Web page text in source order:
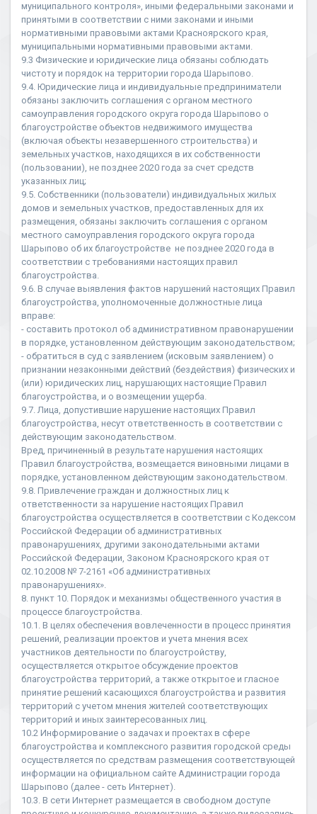
муниципального контроля», иными федеральными законами и
принятыми в соответствии с ними законами и иными
нормативными правовыми актами Красноярского края,
муниципальными нормативными правовыми актами.
9.3 Физические и юридические лица обязаны соблюдать
чистоту и порядок на территории города Шарыпово.
9.4. Юридические лица и индивидуальные предприниматели
обязаны заключить соглашения с органом местного
самоуправления городского округа города Шарыпово о
благоустройстве объектов недвижимого имущества
(включая объекты незавершенного строительства) и
земельных участков, находящихся в их собственности
(пользовании), не позднее 2020 года за счет средств
указанных лиц;
9.5. Собственники (пользователи) индивидуальных жилых
домов и земельных участков, предоставленных для их
размещения, обязаны заключить соглашения с органом
местного самоуправления городского округа города
Шарыпово об их благоустройстве не позднее 2020 года в
соответствии с требованиями настоящих правил
благоустройства.
9.6. В случае выявления фактов нарушений настоящих Правил
благоустройства, уполномоченные должностные лица
вправе:
- составить протокол об административном правонарушении
в порядке, установленном действующим законодательством;
- обратиться в суд с заявлением (исковым заявлением) о
признании незаконными действий (бездействия) физических и
(или) юридических лиц, нарушающих настоящие Правил
благоустройства, и о возмещении ущерба.
9.7. Лица, допустившие нарушение настоящих Правил
благоустройства, несут ответственность в соответствии с
действующим законодательством.
Вред, причиненный в результате нарушения настоящих
Правил благоустройства, возмещается виновными лицами в
порядке, установленном действующим законодательством.
9.8. Привлечение граждан и должностных лиц к
ответственности за нарушение настоящих Правил
благоустройства осуществляется в соответствии с Кодексом
Российской Федерации об административных
правонарушениях, другими законодательными актами
Российской Федерации, Законом Красноярского края от
02.10.2008 № 7-2161 «Об административных
правонарушениях».
8. пункт 10. Порядок и механизмы общественного участия в
процессе благоустройства.
10.1. В целях обеспечения вовлеченности в процесс принятия
решений, реализации проектов и учета мнения всех
участников деятельности по благоустройству,
осуществляется открытое обсуждение проектов
благоустройства территорий, а также открытое и гласное
принятие решений касающихся благоустройства и развития
территорий с учетом мнения жителей соответствующих
территорий и иных заинтересованных лиц.
10.2 Информирование о задачах и проектах в сфере
благоустройства и комплексного развития городской среды
осуществляется по средствам размещения соответствующей
информации на официальном сайте Администрации города
Шарыпово (далее - сеть Интернет).
10.3. В сети Интернет размещается в свободном доступе